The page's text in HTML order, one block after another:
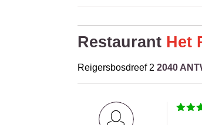
Restaurant Het
Reigersbosdreef 2 2040